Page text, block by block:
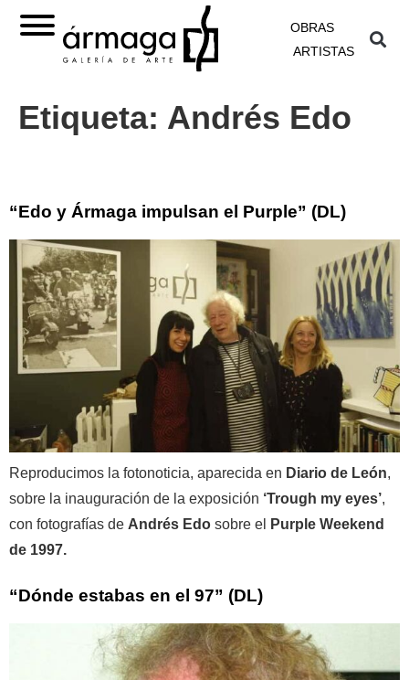
OBRAS
ARTISTAS
Etiqueta: Andrés Edo
“Edo y Ármaga impulsan el Purple” (DL)
Reproducimos la fotonoticia, aparecida en Diario de León,
sobre la inauguración de la exposición ‘Trough my eyes’,
con fotografías de Andrés Edo sobre el
Purple Weekend
de 1997.
“Dónde estabas en el 97” (DL)